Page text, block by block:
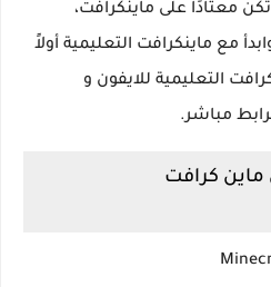
معتادًا على ماينكرافت،
مع ماينكرافت التعليمية أولاً
التعليمية للايفون و
مباشر.
ماين كرافت